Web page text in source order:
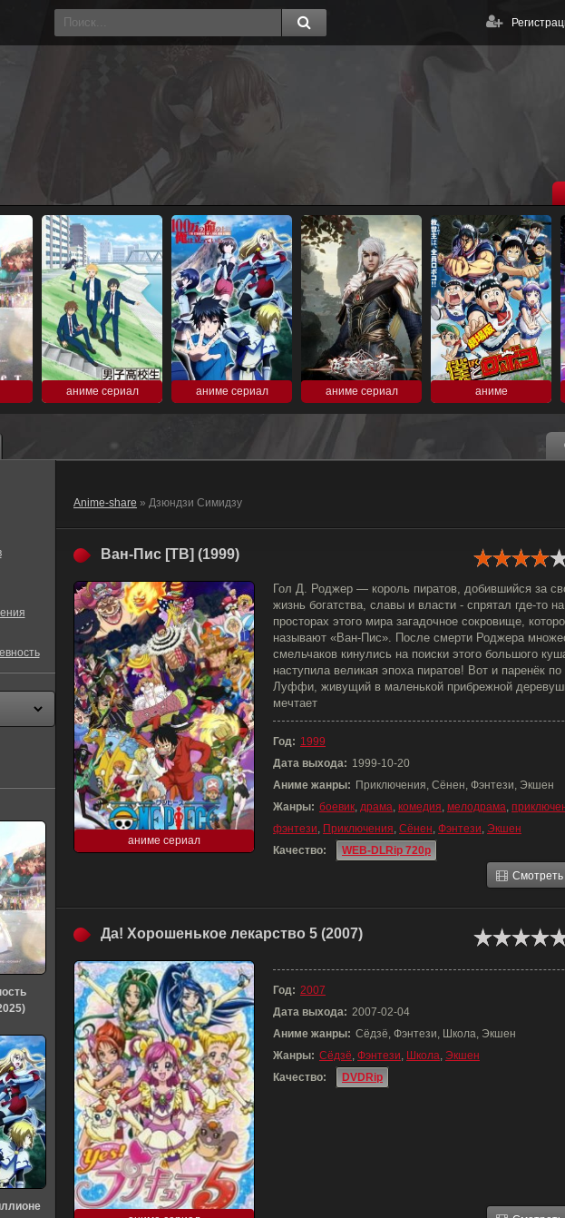
аниме сериал аниме сериал аниме сериал аниме
Anime-share » Дзюндзи Симидзу
Ван-Пис [ТВ] (1999)
аниме сериал
Гол Д. Роджер — король пиратов, добившийся за
жизнь богатства, славы и власти - спрятал где-то на
просторах этого мира загадочное сокровище,
называют «Ван-Пис». После смерти Роджера
смельчаков кинулись на поиски этого большого
наступила великая эпоха пиратов! Вот и паренёк
Луффи, живущий в маленькой прибрежной
мечтает
Год: 1999
Дата выхода: 1999-10-20
Аниме жанры: Приключения, Сёнен, Фэнтези, Экшен
Жанры: боевик, драма, комедия, мелодрама,
фэнтези, Приключения, Сёнен, Фэнтези, Экшен
Качество:
WEB-DLRip 720p
Да! Хорошенькое лекарство 5 (2007)
Год: 2007
Дата выхода: 2007-02-04
Аниме жанры: Сёдзё, Фэнтези, Школа, Экшен
Жанры: Сёдзё, Фэнтези, Школа, Экшен
Качество:
DVDRip